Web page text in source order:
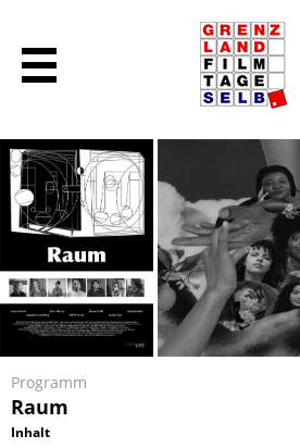
Programm
Raum
Inhalt